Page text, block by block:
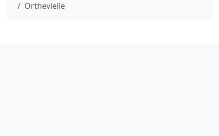
Orthevielle